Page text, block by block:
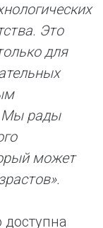
Это
для
Мы рады
может